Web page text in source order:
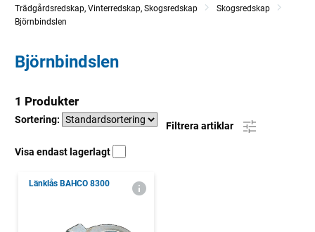
Trädgårdsredskap, Vinterredskap, Skogsredskap
Skogsredskap
Björnbindslen
Björnbindslen
1 Produkter
Sortering:
Filtrera artiklar
Visa endast lagerlagt
Länklås BAHCO 8300